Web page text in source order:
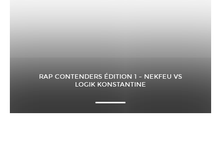
RAP CONTENDERS ÉDITION 1 – NEKFEU VS
LOGIK KONSTANTINE